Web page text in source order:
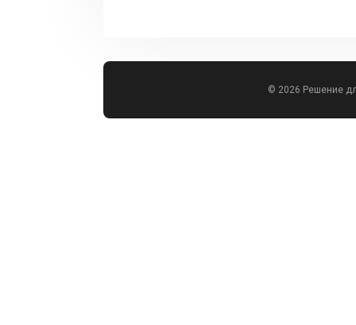
© 2026 Решение